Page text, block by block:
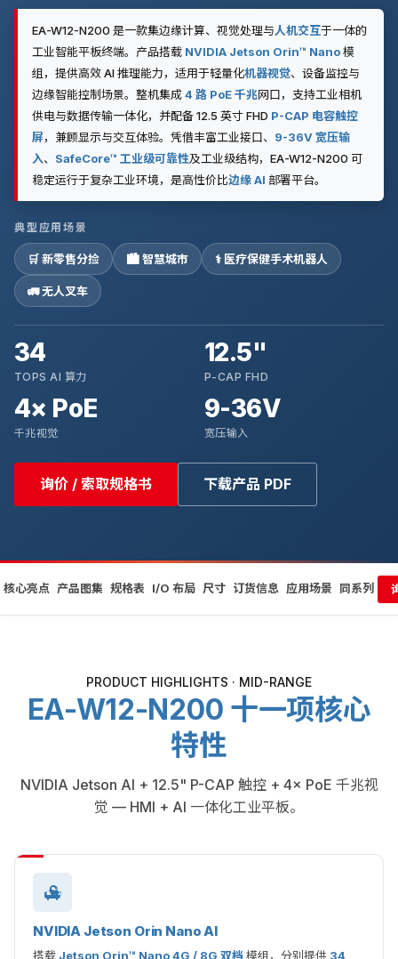
EA-W12-N200 是一款集边缘计算、视觉处理与人机交互于一体的
工业智能平板终端。产品搭载 NVIDIA Jetson Orin™ Nano模
组，提供高效 AI 推理能力，适用于轻量化机器视觉、设备监控与
边缘智能控制场景。整机集成4 路 PoE 千兆网口，支持工业相机
供电与数据传输一体化，并配备 12.5 英寸 FHD P-CAP 电容触控
屏，兼顾显示与交互体验。凭借丰富工业接口、 9-36V 宽压输
入、 SafeCore™ 工业级可靠性及工业级结构，EA-W12-N200 可
稳定运行于复杂工业环境，是高性价比边缘 AI 部署平台。
典型应用场景
🛒 新零售分捡 🏙 智慧城市 ⚕ 医疗保健手术机器人
🚛 无人叉车
34
TOPS AI 算力
12.5"
P-CAP FHD
4× PoE
千兆视觉
9-36V
宽压输入
询价 / 索取规格书 下载产品 PDF
核心亮点 产品图集 规格表 I/O 布局 尺寸 订货信息 应用场景 同系列
PRODUCT HIGHLIGHTS · MID-RANGE
EA-W12-N200 十一项核心
特性
NVIDIA Jetson AI + 12.5" P-CAP 触控 + 4× PoE 千兆视
觉 — HMI + AI 一体化工业平板。
NVIDIA Jetson Orin Nano AI
搭载 Jetson Orin™ Nano 4G / 8G 双档 模组，分别提供 34